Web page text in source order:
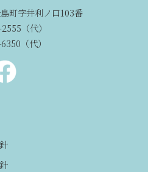
町字井利ノ口103番
（代）
（代）